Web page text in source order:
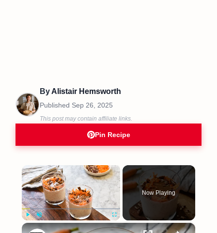
ByAlistair Hemsworth
Published Sep 26, 2025
This post may contain affiliate links.
Pin Recipe
×
Play Fullscreen
Now Playing
×